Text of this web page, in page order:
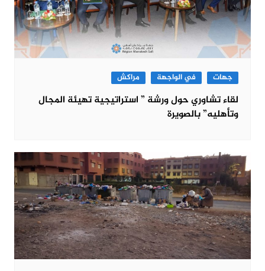
جهات في الواجهة مراكش
لقاء تشاوري حول ورشة ” استراتيجية تهيئة المجال
وتأهليه” بالصويرة